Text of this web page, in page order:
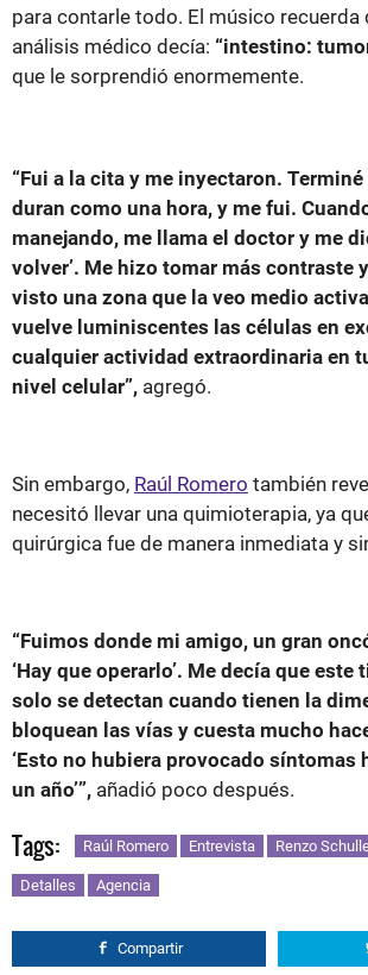
para contarle todo. El músico recuerda
análisis médico decía: “intestino:
que le sorprendió enormemente.
“Fui a la cita y me inyectaron.
duran como una hora, y me fui.
manejando, me llama el doctor y me
volver’. Me hizo tomar más contraste
visto una zona que la veo medio
vuelve luminiscentes las células en
cualquier actividad extraordinaria en
nivel celular”, agregó.
Sin embargo, Raúl Romero también
necesitó llevar una quimioterapia, ya
quirúrgica fue de manera inmediata y
“Fuimos donde mi amigo, un gran
‘Hay que operarlo’. Me decía que este
solo se detectan cuando tienen la
bloquean las vías y cuesta mucho
‘Esto no hubiera provocado síntomas
un año’”, añadió poco después.
Tags: Raúl Romero Entrevista Renzo
Detalles Agencia
Compartir